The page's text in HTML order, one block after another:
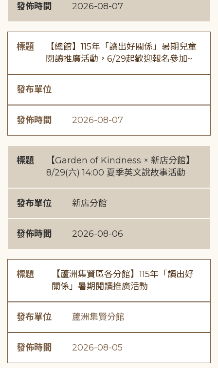
發佈時間 2026-08-07
標題
【總館】115年「讀出好關係」暑期兒童
閱讀推廣活動，6/29起歡迎報名參加~
發布單位
發佈時間 2026-08-07
標題
【Garden of Kindness × 新店分館】
8/29(六) 14:00 夏季英文說故事活動
發布單位 新店分館
發佈時間 2026-08-06
標題
【蘆洲集賢區各分館】115年「讀出好
關係」暑期閱讀推廣活動
發布單位 蘆洲集賢分館
發佈時間 2026-08-05